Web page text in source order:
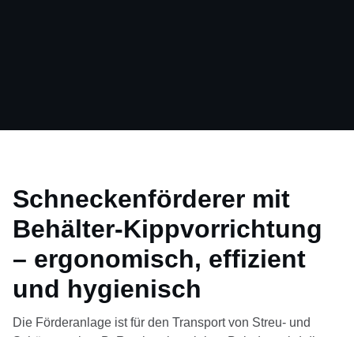
Schneckenförderer mit
Behälter-Kippvorrichtung
– ergonomisch, effizient
und hygienisch
Die Förderanlage ist für den Transport von Streu- und